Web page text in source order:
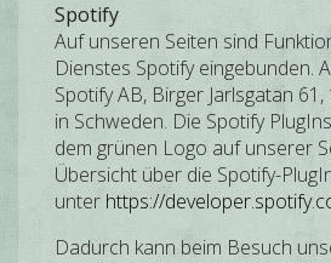
Spotify
Auf unseren Seiten sind
Dienstes Spotify eingebunden.
Spotify AB, Birger Jarlsgatan
in Schweden. Die Spotify
dem grünen Logo auf unserer
Übersicht über die Spotify-
unter https://
Dadurch kann beim Besuch